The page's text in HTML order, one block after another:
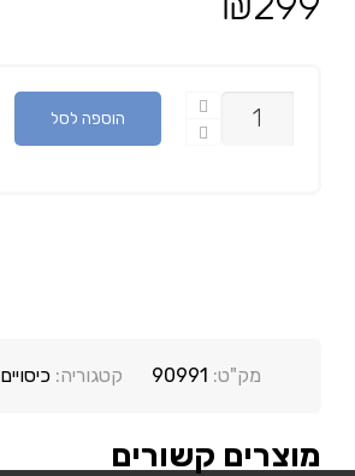
כמות
הוספה לסל
מק"ט: 90991 קטגוריה:כיסויים
מוצרים קשורים